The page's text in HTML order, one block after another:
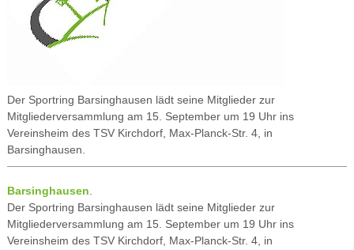
Der Sportring Barsinghausen lädt seine Mitglieder zur
Mitgliederversammlung am 15. September um 19 Uhr ins
Vereinsheim des TSV Kirchdorf, Max-Planck-Str. 4, in
Barsinghausen.
Barsinghausen
Der Sportring Barsinghausen lädt seine Mitglieder zur
Mitgliederversammlung am 15. September um 19 Uhr ins
Vereinsheim des TSV Kirchdorf, Max-Planck-Str. 4, in